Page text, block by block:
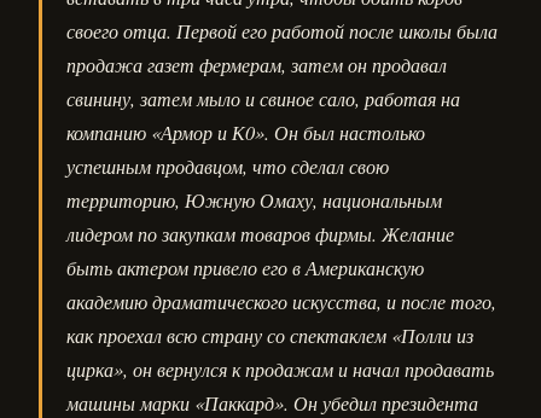
своего отца. Первой его работой после школы была
продажа газет фермерам, затем он продавал
свинину, затем мыло и свиное сало, работая на
компанию «Армор и К0». Он был настолько
успешным продавцом, что сделал свою
территорию, Южную Омаху, национальным
лидером по закупкам товаров фирмы. Желание
быть актером привело его в Американскую
академию драматического искусства, и после того,
как проехал всю страну со спектаклем «Полли из
цирка», он вернулся к продажам и начал продавать
машины марки «Паккард». Он убедил президента